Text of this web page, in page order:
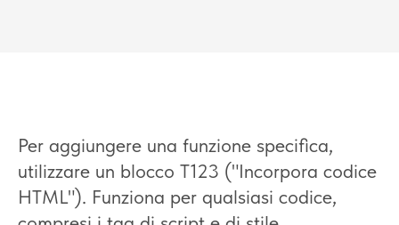
Per aggiungere una funzione specifica,
utilizzare un blocco T123 ("Incorpora codice
HTML"). Funziona per qualsiasi codice,